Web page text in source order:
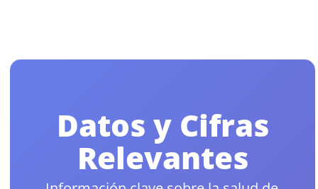
Datos y Cifras
Relevantes